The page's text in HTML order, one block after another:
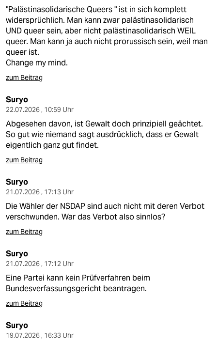
"Palästinasolidarische Queers " ist in sich komplett
widersprüchlich. Man kann zwar palästinasolidarisch
UND queer sein, aber nicht palästinasolidarisch WEIL
queer. Man kann ja auch nicht prorussisch sein, weil man
queer ist.
Change my mind.
zum Beitrag
Suryo
22.07.2026 , 10:59 Uhr
Abgesehen davon, ist Gewalt doch prinzipiell geächtet.
So gut wie niemand sagt ausdrücklich, dass er Gewalt
eigentlich ganz gut findet.
zum Beitrag
Suryo
21.07.2026 , 17:13 Uhr
Die Wähler der NSDAP sind auch nicht mit deren Verbot
verschwunden. War das Verbot also sinnlos?
zum Beitrag
Suryo
21.07.2026 , 17:12 Uhr
Eine Partei kann kein Prüfverfahren beim
Bundesverfassungsgericht beantragen.
zum Beitrag
Suryo
19.07.2026 , 16:33 Uhr